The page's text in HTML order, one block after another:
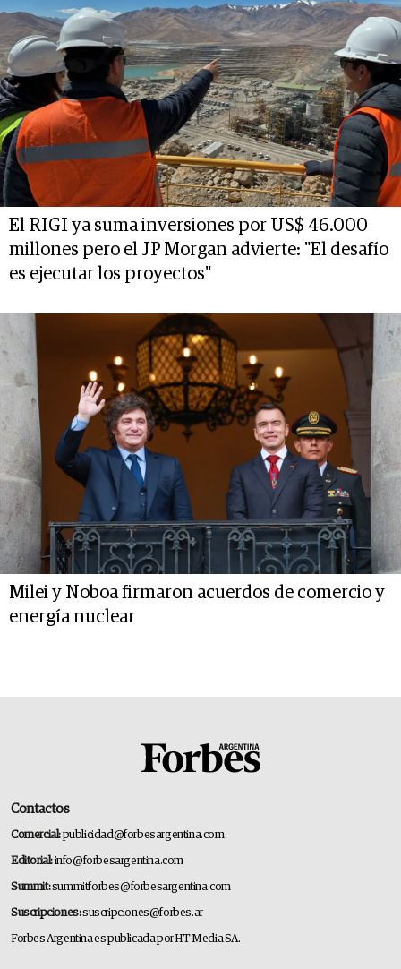
El RIGI ya suma inversiones por US$ 46.000
millones pero el JP Morgan advierte: "El desafío
es ejecutar los proyectos"
Milei y Noboa firmaron acuerdos de comercio y
energía nuclear
Contactos
Comercial:publicidad@forbesargentina.com
Editorial:info@forbesargentina.com
Summit:summitforbes@forbesargentina.com
Suscripciones:suscripciones@forbes.ar
Forbes Argentina es publicada por HT Media SA.